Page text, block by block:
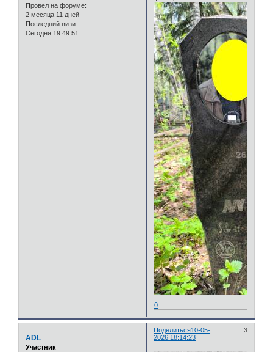
Провел на форуме:
2 месяца 11 дней
Последний визит:
Сегодня 19:49:51
0
Поделиться 3
10-05-
2026 18:14:23
ADL
Участник